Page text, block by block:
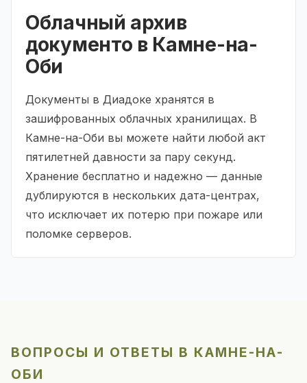
Облачный архив
документо в Камне-на-
Оби
Документы в Диадоке хранятся в
зашифрованных облачных хранилищах. В
Камне-на-Оби вы можете найти любой акт
пятилетней давности за пару секунд.
Хранение бесплатно и надежно — данные
дублируются в нескольких дата-центрах,
что исключает их потерю при пожаре или
поломке серверов.
ВОПРОСЫ И ОТВЕТЫ В КАМНЕ-НА-
ОБИ